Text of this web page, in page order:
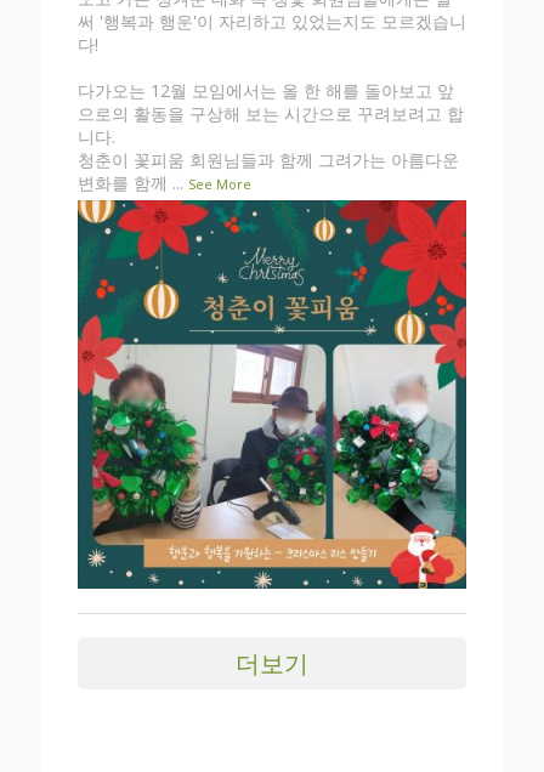
써 '행복과 행운'이 자리하고 있었는지도 모르겠습니
다!
다가오는 12월 모임에서는 올 한 해를 돌아보고 앞
으로의 활동을 구상해 보는 시간으로 꾸려보려고 합
니다.
청춘이 꽃피움 회원님들과 함께 그려가는 아름다운
변화를 함께 ... See More
더보기